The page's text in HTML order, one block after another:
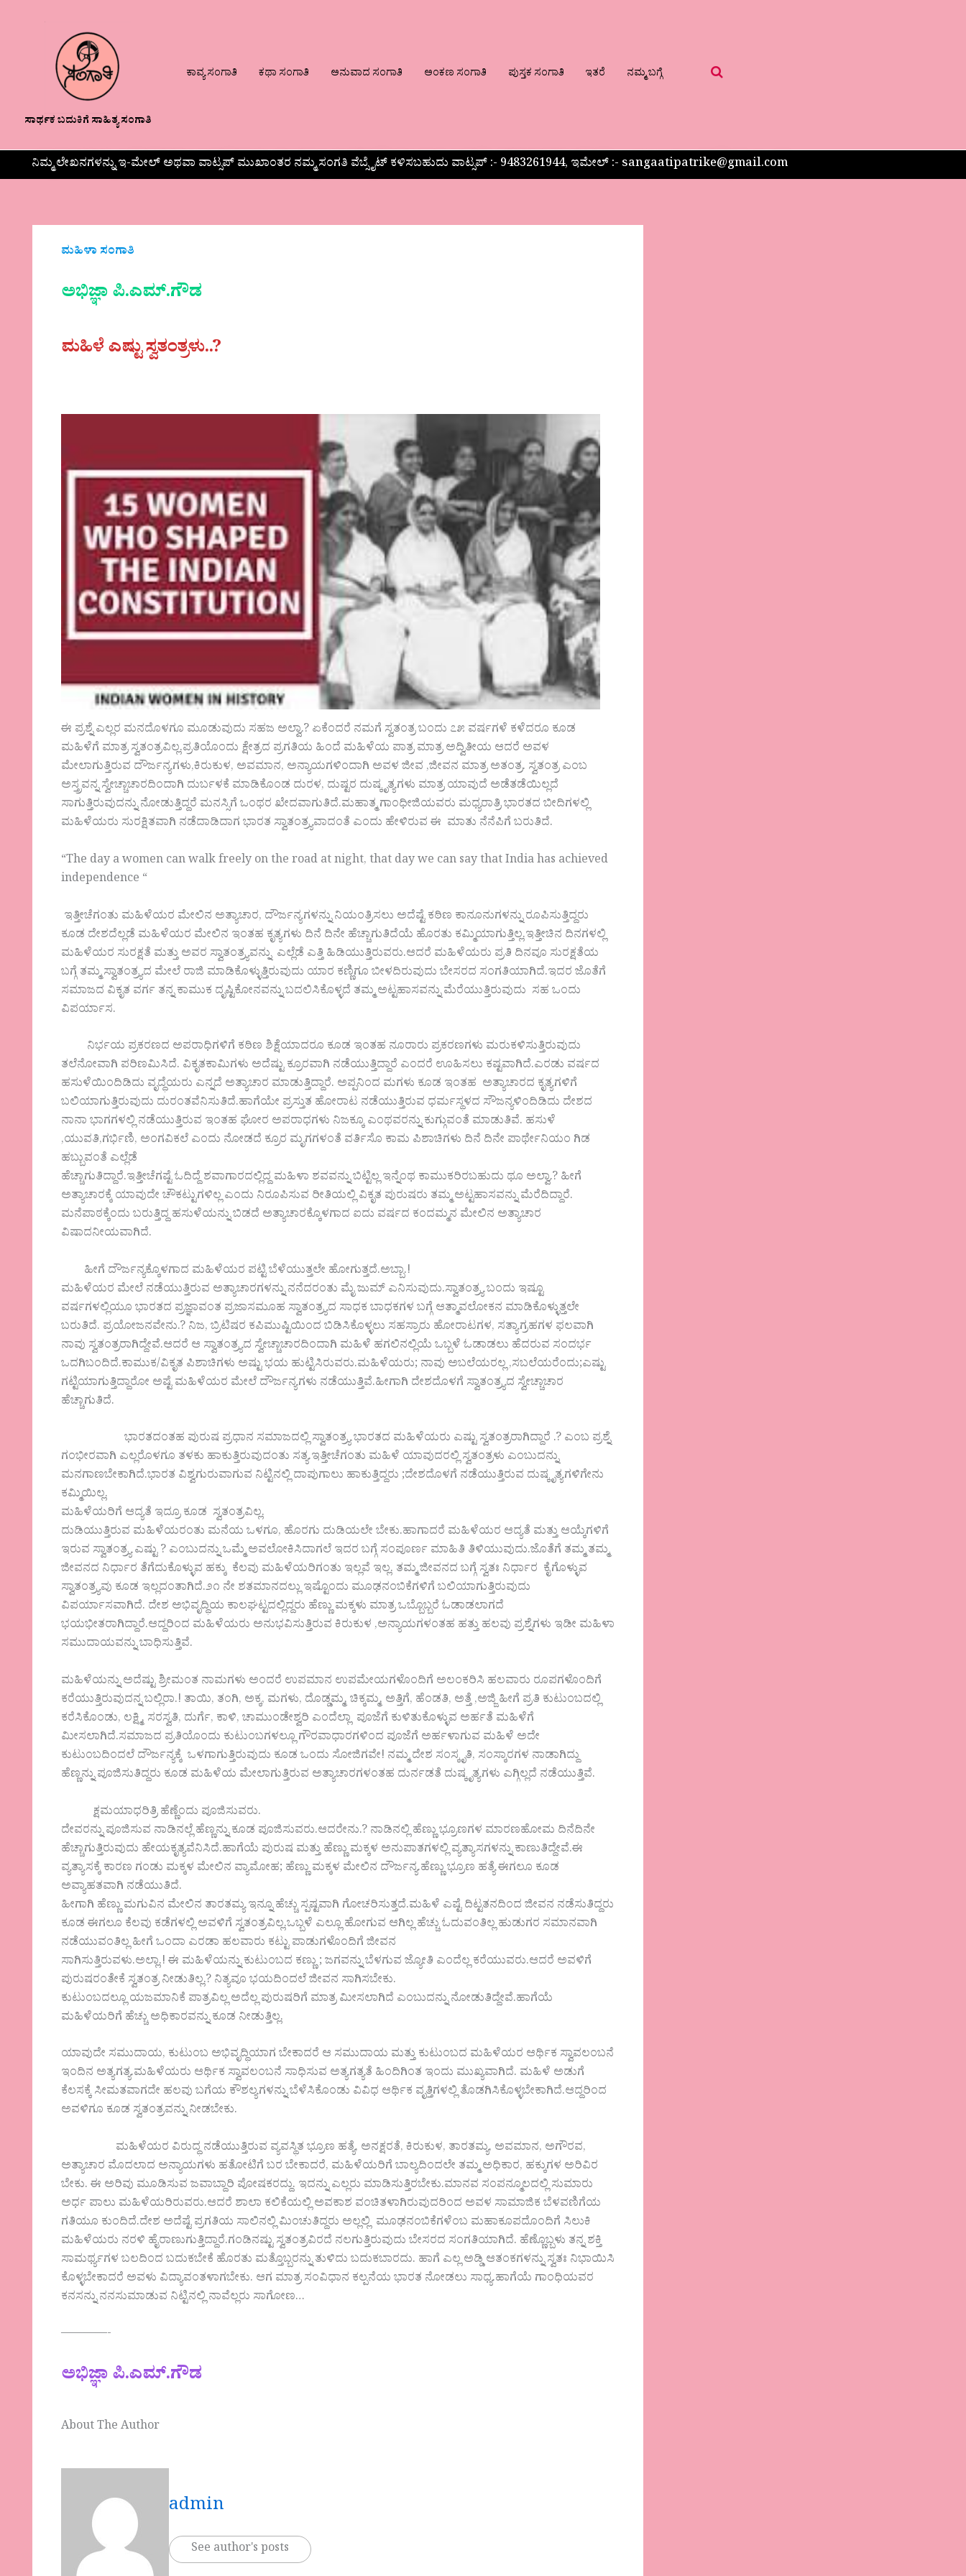
ಸಾರ್ಥಕ ಬದುಕಿಗೆ ಸಾಹಿತ್ಯ ಸಂಗಾತಿ
ಕಾವ್ಯ ಸಂಗಾತಿ ಕಥಾ ಸಂಗಾತಿ ಅನುವಾದ ಸಂಗಾತಿ ಅಂಕಣ ಸಂಗಾತಿ ಪುಸ್ತಕ ಸಂಗಾತಿ ಇತರೆ ನಮ್ಮ ಬಗ್ಗೆ
ನಿಮ್ಮ ಲೇಖನಗಳನ್ನು ಇ-ಮೇಲ್ ಅಥವಾ ವಾಟ್ಸಪ್ ಮುಖಾಂತರ ನಮ್ಮ ಸಂಗತಿ ವೆಬ್ಸೈಟ್ ಕಳಿಸಬಹುದು ವಾಟ್ಸಪ್‌ :- 9483261944, ಇಮೇಲ್ :- sangaatipatrike@gmail.com
ಮಹಿಳಾ ಸಂಗಾತಿ
ಅಭಿಜ್ಞಾ ಪಿ.ಎಮ್.ಗೌಡ
ಮಹಿಳೆ ಎಷ್ಟು ಸ್ವತಂತ್ರಳು..?
ಈ ಪ್ರಶ್ನೆ ಎಲ್ಲರ ಮನದೊಳಗೂ ಮೂಡುವುದು ಸಹಜ ಅಲ್ವಾ.? ಏಕೆಂದರೆ ನಮಗೆ ಸ್ವತಂತ್ರ ಬಂದು ೭೫ ವರ್ಷಗಳೆ ಕಳೆದರೂ ಕೂಡ
ಮಹಿಳೆಗೆ ಮಾತ್ರ ಸ್ವತಂತ್ರವಿಲ್ಲ.ಪ್ರತಿಯೊಂದು ಕ್ಷೇತ್ರದ ಪ್ರಗತಿಯ ಹಿಂದೆ ಮಹಿಳೆಯ ಪಾತ್ರ ಮಾತ್ರ ಅದ್ವಿತೀಯ ಆದರೆ ಅವಳ
ಮೇಲಾಗುತ್ತಿರುವ ದೌರ್ಜನ್ಯಗಳು,ಕಿರುಕುಳ, ಅವಮಾನ, ಅನ್ಯಾಯಗಳಿಂದಾಗಿ ಅವಳ ಜೀವ ,ಜೀವನ ಮಾತ್ರ ಅತಂತ್ರ. ಸ್ವತಂತ್ರ ಎಂಬ
ಅಸ್ತ್ರವನ್ನ ಸ್ವೇಚ್ಚಾಚಾರದಿಂದಾಗಿ ದುರ್ಬಳಕೆ ಮಾಡಿಕೊಂಡ ದುರಳ, ದುಷ್ಟರ ದುಷ್ಕೃತ್ಯಗಳು ಮಾತ್ರ ಯಾವುದೆ ಅಡೆತಡೆಯಿಲ್ಲದೆ
ಸಾಗುತ್ತಿರುವುದನ್ನು ನೋಡುತ್ತಿದ್ದರೆ ಮನಸ್ಸಿಗೆ ಒಂಥರ ಖೇದವಾಗುತಿದೆ.ಮಹಾತ್ಮ ಗಾಂಧೀಜಿಯವರು ಮಧ್ಯರಾತ್ರಿ ಭಾರತದ ಬೀದಿಗಳಲ್ಲಿ
ಮಹಿಳೆಯರು ಸುರಕ್ಷಿತವಾಗಿ ನಡೆದಾಡಿದಾಗ ಭಾರತ ಸ್ವಾತಂತ್ರ್ಯವಾದಂತೆ ಎಂದು ಹೇಳಿರುವ ಈ ಮಾತು ನೆನೆಪಿಗೆ ಬರುತಿದೆ.
“The day a women can walk freely on the road at night, that day we can say that India has achieved
independence “
ಇತ್ತೀಚೆಗಂತು ಮಹಿಳೆಯರ ಮೇಲಿನ ಅತ್ಯಾಚಾರ, ದೌರ್ಜನ್ಯಗಳನ್ನು ನಿಯಂತ್ರಿಸಲು ಅದೆಷ್ಟೆ ಕಠಿಣ ಕಾನೂನುಗಳನ್ನು ರೂಪಿಸುತ್ತಿದ್ದರು
ಕೂಡ ದೇಶದೆಲ್ಲಡೆ ಮಹಿಳೆಯರ ಮೇಲಿನ ಇಂತಹ ಕೃತ್ಯಗಳು ದಿನೆ ದಿನೇ ಹೆಚ್ಚಾಗುತಿದೆಯೆ ಹೊರತು ಕಮ್ಮಿಯಾಗುತ್ತಿಲ್ಲ.ಇತ್ತೀಚಿನ ದಿನಗಳಲ್ಲಿ
ಮಹಿಳೆಯರ ಸುರಕ್ಷತೆ ಮತ್ತು ಅವರ ಸ್ವಾತಂತ್ರ್ಯವನ್ನು ಎಲ್ಲೆಡೆ ಎತ್ತಿ ಹಿಡಿಯುತ್ತಿರುವರು.ಆದರೆ ಮಹಿಳೆಯರು ಪ್ರತಿ ದಿನವೂ ಸುರಕ್ಷತೆಯ
ಬಗ್ಗೆ ತಮ್ಮ ಸ್ವಾತಂತ್ರ್ಯದ ಮೇಲೆ ರಾಜಿ ಮಾಡಿಕೊಳ್ಳುತ್ತಿರುವುದು ಯಾರ ಕಣ್ಣಿಗೂ ಬೀಳದಿರುವುದು ಬೇಸರದ ಸಂಗತಿಯಾಗಿದೆ.ಇದರ ಜೊತೆಗೆ
ಸಮಾಜದ ವಿಕೃತ ವರ್ಗ ತನ್ನ ಕಾಮುಕ ದೃಷ್ಟಿಕೋನವನ್ನು ಬದಲಿಸಿಕೊಳ್ಳದೆ ತಮ್ಮ ಅಟ್ಟಹಾಸವನ್ನು ಮೆರೆಯುತ್ತಿರುವುದು ಸಹ ಒಂದು
ವಿಪರ್ಯಾಸ.
ನಿರ್ಭಯ ಪ್ರಕರಣದ ಅಪರಾಧಿಗಳಿಗೆ ಕಠಿಣ ಶಿಕ್ಷೆಯಾದರೂ ಕೂಡ ಇಂತಹ ನೂರಾರು ಪ್ರಕರಣಗಳು ಮರುಕಳಿಸುತ್ತಿರುವುದು
ತಲೆನೋವಾಗಿ ಪರಿಣಮಿಸಿದೆ. ವಿಕೃತಕಾಮಿಗಳು ಅದೆಷ್ಟು ಕ್ರೂರವಾಗಿ ನಡೆಯುತ್ತಿದ್ದಾರೆ ಎಂದರೆ ಊಹಿಸಲು ಕಷ್ಟವಾಗಿದೆ.ಎರಡು ವರ್ಷದ
ಹಸುಳೆಯಿಂದಿಡಿದು ವೃದ್ಧೆಯರು ಎನ್ನದೆ ಅತ್ಯಾಚಾರ ಮಾಡುತ್ತಿದ್ದಾರೆ. ಅಪ್ಪನಿಂದ ಮಗಳು ಕೂಡ ಇಂತಹ ಅತ್ಯಾಚಾರದ ಕೃತ್ಯಗಳಿಗೆ
ಬಲಿಯಾಗುತ್ತಿರುವುದು ದುರಂತವೆನಿಸುತಿದೆ.ಹಾಗೆಯೇ ಪ್ರಸ್ತುತ ಹೋರಾಟ ನಡೆಯುತ್ತಿರುವ ಧರ್ಮಸ್ಥಳದ ಸೌಜನ್ಯಳಿಂದಿಡಿದು ದೇಶದ
ನಾನಾ ಭಾಗಗಳಲ್ಲಿ ನಡೆಯುತ್ತಿರುವ ಇಂತಹ ಘೋರ ಅಪರಾಧಗಳು ನಿಜಕ್ಕೂ ಎಂಥವರನ್ನು ಕುಗ್ಗುವಂತೆ ಮಾಡುತಿವೆ. ಹಸುಳೆ
,ಯುವತಿ,ಗರ್ಭಿಣಿ, ಅಂಗವಿಕಲೆ ಎಂದು ನೋಡದೆ ಕ್ರೂರ ಮೃಗಗಳಂತೆ ವರ್ತಿಸೊ ಕಾಮ ಪಿಶಾಚಿಗಳು ದಿನೆ ದಿನೇ ಪಾರ್ಥೇನಿಯಂ ಗಿಡ
ಹಬ್ಬುವಂತೆ ಎಲ್ಲೆಡೆ
ಹೆಚ್ಚಾಗುತಿದ್ದಾರೆ.ಇತ್ತೀಚೆಗಷ್ಟೆ ಓದಿದ್ದೆ ಶವಾಗಾರದಲ್ಲಿದ್ದ ಮಹಿಳಾ ಶವವನ್ನು ಬಿಟ್ಟಿಲ್ಲ ಇನ್ನೆಂಥ ಕಾಮುಕರಿರಬಹುದು ಥೂ ಅಲ್ವಾ.? ಹೀಗೆ
ಅತ್ಯಾಚಾರಕ್ಕೆ ಯಾವುದೇ ಚೌಕಟ್ಟುಗಳಿಲ್ಲ ಎಂದು ನಿರೂಪಿಸುವ ರೀತಿಯಲ್ಲಿ ವಿಕೃತ ಪುರುಷರು ತಮ್ಮ ಅಟ್ಟಹಾಸವನ್ನು ಮೆರೆದಿದ್ದಾರೆ.
ಮನೆಪಾಠಕ್ಕೆಂದು ಬರುತ್ತಿದ್ದ ಹಸುಳೆಯನ್ನು ಬಿಡದೆ ಅತ್ಯಾಚಾರಕ್ಕೊಳಗಾದ ಐದು ವರ್ಷದ ಕಂದಮ್ಮನ ಮೇಲಿನ ಅತ್ಯಾಚಾರ
ವಿಷಾದನೀಯವಾಗಿದೆ.
ಹೀಗೆ ದೌರ್ಜನ್ಯಕ್ಕೊಳಗಾದ ಮಹಿಳೆಯರ ಪಟ್ಟಿ ಬೆಳೆಯುತ್ತಲೇ ಹೋಗುತ್ತದೆ.ಅಬ್ಬಾ.!
ಮಹಿಳೆಯರ ಮೇಲೆ ನಡೆಯುತ್ತಿರುವ ಅತ್ಯಾಚಾರಗಳನ್ನು ನನೆದರಂತು ಮೈ ಜುಮ್ ಎನಿಸುವುದು.ಸ್ವಾತಂತ್ರ್ಯ ಬಂದು ಇಷ್ಟೂ
ವರ್ಷಗಳಲ್ಲಿಯೂ ಭಾರತದ ಪ್ರಜ್ಞಾವಂತ ಪ್ರಜಾಸಮೂಹ ಸ್ವಾತಂತ್ರ್ಯದ ಸಾಧಕ ಬಾಧಕಗಳ ಬಗ್ಗೆ ಆತ್ಮಾವಲೋಕನ ಮಾಡಿಕೊಳ್ಳುತ್ತಲೇ
ಬರುತಿದೆ. ಪ್ರಯೋಜನವೇನು.? ನಿಜ, ಬ್ರಿಟಿಷರ ಕಪಿಮುಷ್ಟಿಯಿಂದ ಬಿಡಿಸಿಕೊಳ್ಳಲು ಸಹಸ್ರಾರು ಹೋರಾಟಗಳ, ಸತ್ಯಾಗ್ರಹಗಳ ಫಲವಾಗಿ
ನಾವು ಸ್ವತಂತ್ರರಾಗಿದ್ದೇವೆ.ಆದರೆ ಆ ಸ್ವಾತಂತ್ರ್ಯದ ಸ್ವೇಚ್ಚಾಚಾರದಿಂದಾಗಿ ಮಹಿಳೆ ಹಗಲಿನಲ್ಲಿಯೆ ಒಬ್ಬಳೆ ಓಡಾಡಲು ಹೆದರುವ ಸಂದರ್ಭ
ಒದಗಿಬಂದಿದೆ.ಕಾಮುಕ/ವಿಕೃತ ಪಿಶಾಚಿಗಳು ಅಷ್ಟು ಭಯ ಹುಟ್ಟಿಸಿರುವರು.ಮಹಿಳೆಯರು; ನಾವು ಅಬಲೆಯರಲ್ಲ ,ಸಬಲೆಯರೆಂದು;ಎಷ್ಟು
ಗಟ್ಟಿಯಾಗುತ್ತಿದ್ದಾರೋ ಅಷ್ಟೆ ಮಹಿಳೆಯರ ಮೇಲೆ ದೌರ್ಜನ್ಯಗಳು ನಡೆಯುತ್ತಿವೆ.ಹೀಗಾಗಿ ದೇಶದೊಳಗೆ ಸ್ವಾತಂತ್ರ್ಯದ ಸ್ವೇಚ್ಚಾಚಾರ
ಹೆಚ್ಚಾಗುತಿದೆ.
ಭಾರತದಂತಹ ಪುರುಷ ಪ್ರಧಾನ ಸಮಾಜದಲ್ಲಿ ಸ್ವಾತಂತ್ರ್ಯ ಭಾರತದ ಮಹಿಳೆಯರು ಎಷ್ಟು ಸ್ವತಂತ್ರರಾಗಿದ್ದಾರೆ .? ಎಂಬ ಪ್ರಶ್ನೆ
ಗಂಭೀರವಾಗಿ ಎಲ್ಲರೊಳಗೂ ತಳಕು ಹಾಕುತ್ತಿರುವುದಂತು ಸತ್ಯ.ಇತ್ತೀಚೆಗಂತು ಮಹಿಳೆ ಯಾವುದರಲ್ಲಿ ಸ್ವತಂತ್ರಳು ಎಂಬುದನ್ನು
ಮನಗಾಣಬೇಕಾಗಿದೆ.ಭಾರತ ವಿಶ್ವಗುರುವಾಗುವ ನಿಟ್ಟಿನಲ್ಲಿ ದಾಪುಗಾಲು ಹಾಕುತ್ತಿದ್ದರು ;ದೇಶದೊಳಗೆ ನಡೆಯುತ್ತಿರುವ ದುಷ್ಕೃತ್ಯಗಳಿಗೇನು
ಕಮ್ಮಿಯಿಲ್ಲ.
ಮಹಿಳೆಯರಿಗೆ ಆದ್ಯತೆ ಇದ್ರೂ ಕೂಡ ಸ್ವತಂತ್ರವಿಲ್ಲ.
ದುಡಿಯುತ್ತಿರುವ ಮಹಿಳೆಯರಂತು ಮನೆಯ ಒಳಗೂ, ಹೊರಗು ದುಡಿಯಲೇ ಬೇಕು.ಹಾಗಾದರೆ ಮಹಿಳೆಯರ ಆದ್ಯತೆ ಮತ್ತು ಆಯ್ಕೆಗಳಿಗೆ
ಇರುವ ಸ್ವಾತಂತ್ರ್ಯ ಎಷ್ಟು ? ಎಂಬುದನ್ನು ಒಮ್ಮೆ ಅವಲೋಕಿಸಿದಾಗಲೆ ಇದರ ಬಗ್ಗೆ ಸಂಪೂರ್ಣ ಮಾಹಿತಿ ತಿಳಿಯುವುದು.ಜೊತೆಗೆ ತಮ್ಮ ತಮ್ಮ
ಜೀವನದ ನಿರ್ಧಾರ ತೆಗೆದುಕೊಳ್ಳುವ ಹಕ್ಕು ಕೆಲವು ಮಹಿಳೆಯರಿಗಂತು ಇಲ್ಲವೆ ಇಲ್ಲ. ತಮ್ಮ ಜೀವನದ ಬಗ್ಗೆ ಸ್ವತಃ ನಿರ್ಧಾರ ಕೈಗೊಳ್ಳುವ
ಸ್ವಾತಂತ್ರ್ಯವು ಕೂಡ ಇಲ್ಲದಂತಾಗಿದೆ.೨೧ ನೇ ಶತಮಾನದಲ್ಲು ಇಷ್ಟೊಂದು ಮೂಢನಂಬಿಕೆಗಳಿಗೆ ಬಲಿಯಾಗುತ್ತಿರುವುದು
ವಿಪರ್ಯಾಸವಾಗಿದೆ. ದೇಶ ಅಭಿವೃದ್ಧಿಯ ಕಾಲಘಟ್ಟದಲ್ಲಿದ್ದರು ಹೆಣ್ಣು ಮಕ್ಕಳು ಮಾತ್ರ ಒಬ್ಬೊಬ್ಬರೆ ಓಡಾಡಲಾಗದೆ
ಭಯಭೀತರಾಗಿದ್ದಾರೆ.ಆದ್ದರಿಂದ ಮಹಿಳೆಯರು ಅನುಭವಿಸುತ್ತಿರುವ ಕಿರುಕುಳ ,ಅನ್ಯಾಯಗಳಂತಹ ಹತ್ತು ಹಲವು ಪ್ರಶ್ನೆಗಳು ಇಡೀ ಮಹಿಳಾ
ಸಮುದಾಯವನ್ನು ಬಾಧಿಸುತ್ತಿವೆ.
ಮಹಿಳೆಯನ್ನು ಅದೆಷ್ಟು ಶ್ರೀಮಂತ ನಾಮಗಳು ಅಂದರೆ ಉಪಮಾನ ಉಪಮೇಯಗಳೊಂದಿಗೆ ಅಲಂಕರಿಸಿ ಹಲವಾರು ರೂಪಗಳೊಂದಿಗೆ
ಕರೆಯುತ್ತಿರುವುದನ್ನ ಬಲ್ಲಿರಾ.! ತಾಯಿ, ತಂಗಿ, ಅಕ್ಕ, ಮಗಳು, ದೊಡ್ಡಮ್ಮ, ಚಿಕ್ಕಮ್ಮ, ಅತ್ತಿಗೆ, ಹೆಂಡತಿ, ಅತ್ತೆ ,ಅಜ್ಜಿ ಹೀಗೆ ಪ್ರತಿ ಕುಟುಂಬದಲ್ಲಿ
ಕರೆಸಿಕೊಂಡು, ಲಕ್ಷ್ಮಿ, ಸರಸ್ವತಿ, ದುರ್ಗೆ, ಕಾಳಿ, ಚಾಮುಂಡೇಶ್ವರಿ ಎಂದೆಲ್ಲಾ ಪೂಜೆಗೆ ಕುಳಿತುಕೊಳ್ಳುವ ಅರ್ಹತೆ ಮಹಿಳೆಗೆ
ಮೀಸಲಾಗಿದೆ.ಸಮಾಜದ ಪ್ರತಿಯೊಂದು ಕುಟುಂಬಗಳಲ್ಲೂ ಗೌರವಾಧಾರಗಳಿಂದ ಪೂಜೆಗೆ ಅರ್ಹಳಾಗುವ ಮಹಿಳೆ ಅದೇ
ಕುಟುಂಬದಿಂದಲೆ ದೌರ್ಜನ್ಯಕ್ಕೆ ಒಳಗಾಗುತ್ತಿರುವುದು ಕೂಡ ಒಂದು ಸೋಜಿಗವೇ! ನಮ್ಮ ದೇಶ ಸಂಸ್ಕೃತಿ, ಸಂಸ್ಕಾರಗಳ ನಾಡಾಗಿದ್ದು
ಹೆಣ್ಣನ್ನು ಪೂಜಿಸುತಿದ್ದರು ಕೂಡ ಮಹಿಳೆಯ ಮೇಲಾಗುತ್ತಿರುವ ಅತ್ಯಾಚಾರಗಳಂತಹ ದುರ್ನಡತೆ ದುಷ್ಕೃತ್ಯಗಳು ಎಗ್ಗಿಲ್ಲದೆ ನಡೆಯುತ್ತಿವೆ.
ಕ್ಷಮಯಾಧರಿತ್ರಿ ಹೆಣ್ಣೆಂದು ಪೂಜಿಸುವರು.
ದೇವರನ್ನು ಪೂಜಿಸುವ ನಾಡಿನಲ್ಲೆ ಹೆಣ್ಣನ್ನು ಕೂಡ ಪೂಜಿಸುವರು.ಆದರೇನು.? ನಾಡಿನಲ್ಲಿ ಹೆಣ್ಣು ಭ್ರೂಣಗಳ ಮಾರಣಹೋಮ ದಿನೆದಿನೇ
ಹೆಚ್ಚಾಗುತ್ತಿರುವುದು ಹೇಯಕೃತ್ಯವೆನಿಸಿದೆ.ಹಾಗೆಯೆ ಪುರುಷ ಮತ್ತು ಹೆಣ್ಣು ಮಕ್ಕಳ ಅನುಪಾತಗಳಲ್ಲಿ ವ್ಯತ್ಯಾಸಗಳನ್ನು ಕಾಣುತಿದ್ದೇವೆ.ಈ
ವ್ಯತ್ಯಾಸಕ್ಕೆ ಕಾರಣ ಗಂಡು ಮಕ್ಕಳ ಮೇಲಿನ ವ್ಯಾಮೋಹ; ಹೆಣ್ಣು ಮಕ್ಕಳ ಮೇಲಿನ ದೌರ್ಜನ್ಯ.ಹೆಣ್ಣು ಭ್ರೂಣ ಹತ್ಯೆ ಈಗಲೂ ಕೂಡ
ಅವ್ಯಾಹತವಾಗಿ ನಡೆಯುತಿದೆ.
ಹೀಗಾಗಿ ಹೆಣ್ಣು ಮಗುವಿನ ಮೇಲಿನ ತಾರತಮ್ಯ ಇನ್ನೂ ಹೆಚ್ಚು ಸ್ಪಷ್ಟವಾಗಿ ಗೋಚರಿಸುತ್ತದೆ.ಮಹಿಳೆ ಎಷ್ಟೆ ದಿಟ್ಟತನದಿಂದ ಜೀವನ ನಡೆಸುತಿದ್ದರು
ಕೂಡ ಈಗಲೂ ಕೆಲವು ಕಡೆಗಳಲ್ಲಿ ಅವಳಿಗೆ ಸ್ವತಂತ್ರವಿಲ್ಲ.ಒಬ್ಬಳೆ ಎಲ್ಲೂ ಹೋಗುವ ಆಗಿಲ್ಲ ಹೆಚ್ಚು ಓದುವಂತಿಲ್ಲ ಹುಡುಗರ ಸಮಾನವಾಗಿ
ನಡೆಯುವಂತಿಲ್ಲ ಹೀಗೆ ಒಂದಾ ಎರಡಾ ಹಲವಾರು ಕಟ್ಟು ಪಾಡುಗಳೊಂದಿಗೆ ಜೀವನ
ಸಾಗಿಸುತ್ತಿರುವಳು.ಅಲ್ಲಾ.! ಈ ಮಹಿಳೆಯನ್ನು ಕುಟುಂಬದ ಕಣ್ಣು ; ಜಗವನ್ನು ಬೆಳಗುವ ಜ್ಯೋತಿ ಎಂದೆಲ್ಲ ಕರೆಯುವರು.ಆದರೆ ಅವಳಿಗೆ
ಪುರುಷರಂತೇಕೆ ಸ್ವತಂತ್ರ ನೀಡುತಿಲ್ಲ.? ನಿತ್ಯವೂ ಭಯದಿಂದಲೆ ಜೀವನ ಸಾಗಿಸಬೇಕು.
ಕುಟುಂಬದಲ್ಲೂ ಯಜಮಾನಿಕೆ ಪಾತ್ರವಿಲ್ಲ ಅದೆಲ್ಲ ಪುರುಷರಿಗೆ ಮಾತ್ರ ಮೀಸಲಾಗಿದೆ ಎಂಬುದನ್ನು ನೋಡುತಿದ್ದೇವೆ.ಹಾಗೆಯೆ
ಮಹಿಳೆಯರಿಗೆ ಹೆಚ್ಚು ಅಧಿಕಾರವನ್ನು ಕೂಡ ನೀಡುತ್ತಿಲ್ಲ.
ಯಾವುದೇ ಸಮುದಾಯ, ಕುಟುಂಬ ಅಭಿವೃದ್ಧಿಯಾಗ ಬೇಕಾದರೆ ಆ ಸಮುದಾಯ ಮತ್ತು ಕುಟುಂಬದ ಮಹಿಳೆಯರ ಆರ್ಥಿಕ ಸ್ವಾವಲಂಬನೆ
ಇಂದಿನ ಅತ್ಯಗತ್ಯ.ಮಹಿಳೆಯರು ಆರ್ಥಿಕ ಸ್ವಾವಲಂಬನೆ ಸಾಧಿಸುವ ಅತ್ಯಗತ್ಯತೆ ಹಿಂದಿಗಿಂತ ಇಂದು ಮುಖ್ಯವಾಗಿದೆ. ಮಹಿಳೆ ಅಡುಗೆ
ಕೆಲಸಕ್ಕೆ ಸೀಮತವಾಗದೇ ಹಲವು ಬಗೆಯ ಕೌಶಲ್ಯಗಳನ್ನು ಬೆಳೆಸಿಕೊಂಡು ವಿವಿಧ ಆರ್ಥಿಕ ವೃತ್ತಿಗಳಲ್ಲಿ ತೊಡಗಿಸಿಕೊಳ್ಳಬೇಕಾಗಿದೆ.ಆದ್ದರಿಂದ
ಅವಳಿಗೂ ಕೂಡ ಸ್ವತಂತ್ರವನ್ನು ನೀಡಬೇಕು.
ಮಹಿಳೆಯರ ವಿರುದ್ಧ ನಡೆಯುತ್ತಿರುವ ವ್ಯವಸ್ಥಿತ ಭ್ರೂಣ ಹತ್ಯೆ, ಅನಕ್ಷರತೆ, ಕಿರುಕುಳ, ತಾರತಮ್ಯ, ಅವಮಾನ, ಅಗೌರವ,
ಅತ್ಯಾಚಾರ ಮೊದಲಾದ ಅನ್ಯಾಯಗಳು ಹತೋಟಿಗೆ ಬರ ಬೇಕಾದರೆ, ಮಹಿಳೆಯರಿಗೆ ಬಾಲ್ಯದಿಂದಲೇ ತಮ್ಮ ಅಧಿಕಾರ, ಹಕ್ಕುಗಳ ಅರಿವಿರ
ಬೇಕು. ಈ ಅರಿವು ಮೂಡಿಸುವ ಜವಾಬ್ದಾರಿ ಪೋಷಕರದ್ದು. ಇದನ್ನು ಎಲ್ಲರು ಮಾಡಿಸುತ್ತಿರಬೇಕು.ಮಾನವ ಸಂಪನ್ಮೂಲದಲ್ಲಿ ಸುಮಾರು
ಅರ್ಧ ಪಾಲು ಮಹಿಳೆಯರಿರುವರು.ಆದರೆ ಶಾಲಾ ಕಲಿಕೆಯಲ್ಲಿ ಅವಕಾಶ ವಂಚಿತಳಾಗಿರುವುದರಿಂದ ಅವಳ ಸಾಮಾಜಿಕ ಬೆಳವಣಿಗೆಯ
ಗತಿಯೂ ಕುಂದಿದೆ.ದೇಶ ಅದೆಷ್ಟೆ ಪ್ರಗತಿಯ ಸಾಲಿನಲ್ಲಿ ಮಿಂಚುತಿದ್ದರು ಅಲ್ಲಲ್ಲಿ ಮೂಢನಂಬಿಕೆಗಳೆಂಬ ಮಹಾಕೂಪದೊಂದಿಗೆ ಸಿಲುಕಿ
ಮಹಿಳೆಯರು ನರಳಿ ಹೈರಾಣುಗುತ್ತಿದ್ದಾರೆ.ಗಂಡಿನಷ್ಟು ಸ್ವತಂತ್ರವಿರದೆ ನಲಗುತ್ತಿರುವುದು ಬೇಸರದ ಸಂಗತಿಯಾಗಿದೆ. ಹೆಣ್ಣೊಬ್ಬಳು ತನ್ನ ಶಕ್ತಿ
ಸಾಮರ್ಥ್ಯಗಳ ಬಲದಿಂದ ಬದುಕಬೇಕೆ ಹೊರತು ಮತ್ತೊಬ್ಬರನ್ನು ತುಳಿದು ಬದುಕಬಾರದು. ಹಾಗೆ ಎಲ್ಲ ಅಡ್ಡಿ ಆತಂಕಗಳನ್ನು ಸ್ವತಃ ನಿಭಾಯಿಸಿ
ಕೊಳ್ಳಬೇಕಾದರೆ ಅವಳು ವಿದ್ಯಾವಂತಳಾಗಬೇಕು. ಆಗ ಮಾತ್ರ ಸಂವಿಧಾನ ಕಲ್ಪನೆಯ ಭಾರತ ನೋಡಲು ಸಾಧ್ಯ.ಹಾಗೆಯೆ ಗಾಂಧಿಯವರ
ಕನಸನ್ನು ನನಸುಮಾಡುವ ನಿಟ್ಟಿನಲ್ಲಿ ನಾವೆಲ್ಲರು ಸಾಗೋಣ…
————-
ಅಭಿಜ್ಞಾ ಪಿ.ಎಮ್.ಗೌಡ
About The Author
admin
See author's posts